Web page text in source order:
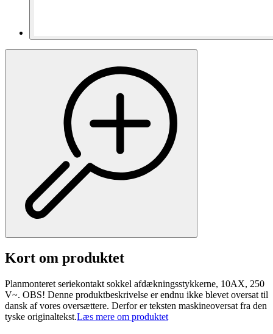
Kort om produktet
Planmonteret seriekontakt sokkel afdækningsstykkerne, 10AX, 250
V~. OBS! Denne produktbeskrivelse er endnu ikke blevet oversat til
dansk af vores oversættere. Derfor er teksten maskineoversat fra den
tyske originaltekst.Læs mere om produktet